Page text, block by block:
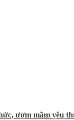
ươm mầm yêu